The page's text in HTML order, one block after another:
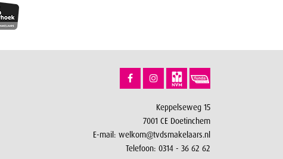
Keppelseweg 15
7001 CE Doetinchem
E-mail: welkom@tvdsmakelaars.nl
Telefoon: 0314 - 36 62 62